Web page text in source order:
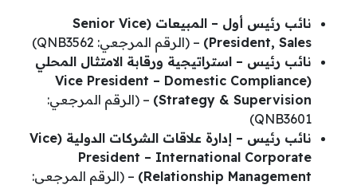
نائب رئيس أول – المبيعات (Senior Vice
President, Sales)
– (الرقم المرجعي: QNB3562)
نائب رئيس – استراتيجية ورقابة الامتثال المحلي
(Vice President – Domestic Compliance
Strategy & Supervision) – (الرقم المرجعي:
QNB3601)
نائب رئيس – إدارة علاقات الشركات الدولية (Vice
President – International Corporate
Relationship Management)
– (الرقم المرجعي: